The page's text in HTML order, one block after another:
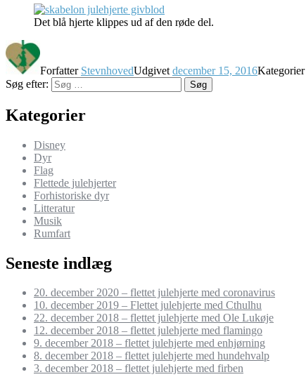
Det blå hjerte klippes ud af den røde del.
Forfatter StevnhovedUdgivet december 15, 2016Kategorier
Søg efter:
Søg
Kategorier
Disney
Dyr
Flag
Flettede julehjerter
Forhistoriske dyr
Litteratur
Musik
Rumfart
Seneste indlæg
20. december 2020 – flettet julehjerte med coronavirus
10. december 2019 – Flettet julehjerte med Cthulhu
22. december 2018 – flettet julehjerte med Ole Lukøje
12. december 2018 – flettet julehjerte med flamingo
9. december 2018 – flettet julehjerte med enhjørning
8. december 2018 – flettet julehjerte med hundehvalp
3. december 2018 – flettet julehjerte med firben